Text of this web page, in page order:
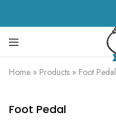
Juragan
alat
Home » Products » Foot Pedal
Foot Pedal